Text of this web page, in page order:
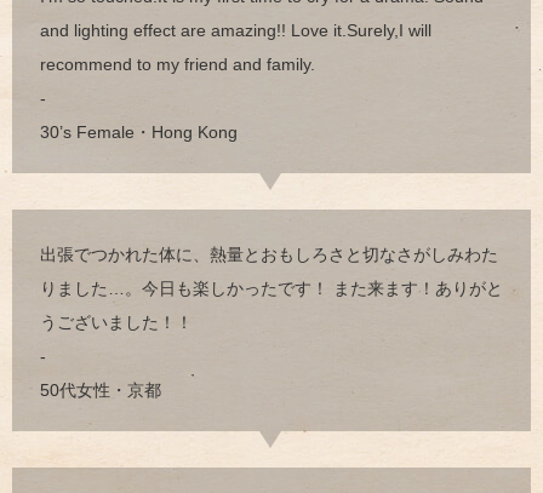
and lighting effect are amazing!! Love it.Surely,I will
recommend to my friend and family.
-
30’s Female・Hong Kong
出張でつかれた体に、熱量とおもしろさと切なさがしみわた
りました…。今日も楽しかったです！ また来ます！ありがと
うございました！！
-
50代女性・京都